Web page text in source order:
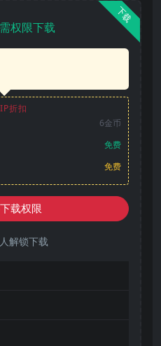
下载
权限下载
折扣
6金币
免费
免费
载权限
人解锁下载